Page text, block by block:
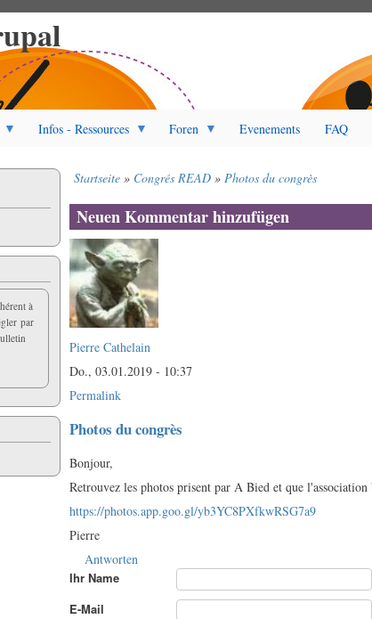
Infos - Ressources Foren Evenements FAQ
Startseite Congrés READ Photos du congrès
Neuen Kommentar hinzufügen
Pierre Cathelain
Do., 03.01.2019 - 10:37
Permalink
Photos du congrès
Bonjour,
Retrouvez les photos prisent par A Bied et que l'association
https://photos.app.goo.gl/yb3YC8PXfkwRSG7a9
Pierre
Antworten
Ihr Name
E-Mail
à
par